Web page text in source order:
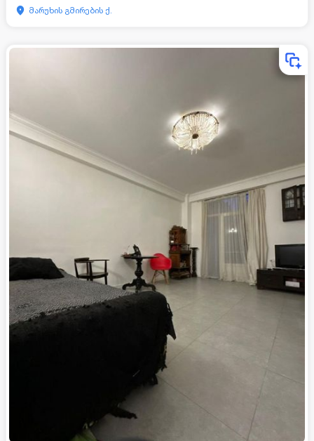
მარუხის გმირების ქ.